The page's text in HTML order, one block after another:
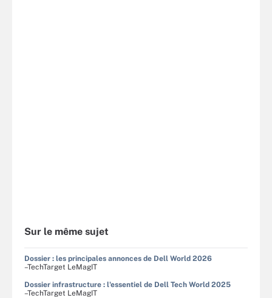
Sur le même sujet
Dossier : les principales annonces de Dell World 2026
–TechTarget LeMagIT
Dossier infrastructure : l'essentiel de Dell Tech World 2025
–TechTarget LeMagIT